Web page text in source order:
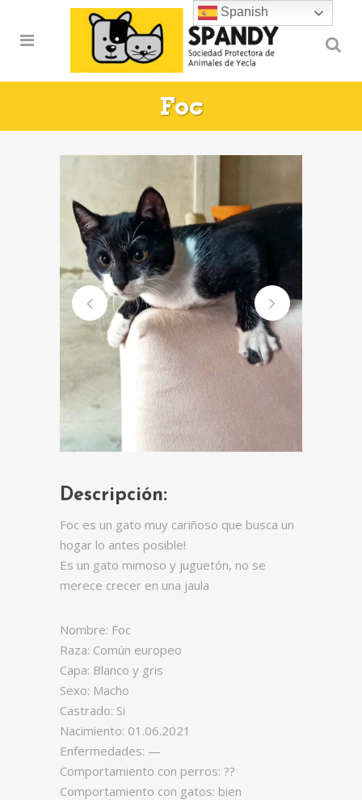
Foc
Descripción:
Foc es un gato muy cariñoso que busca un
hogar lo antes posible!
Es un gato mimoso y juguetón, no se
merece crecer en una jaula
Nombre: Foc
Raza: Común europeo
Capa: Blanco y gris
Sexo: Macho
Castrado: Si
Nacimiento: 01.06.2021
Enfermedades: —
Comportamiento con perros: ??
Comportamiento con gatos: bien
Spanish